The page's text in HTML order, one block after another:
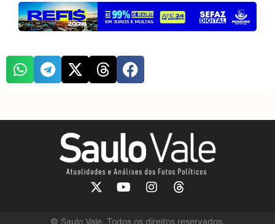
© Saulo Vale. Todos os direitos reservados.